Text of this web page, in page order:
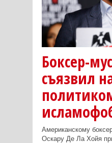
Боксер-
съязвил
Американскому
Оскару Де Ла Хойя